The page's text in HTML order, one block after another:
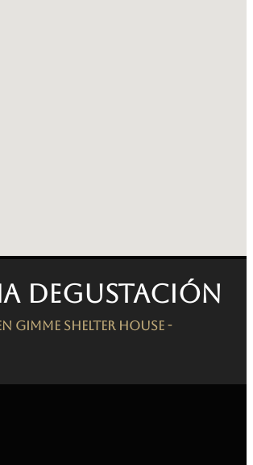
degustación
Gimme Shelter House -